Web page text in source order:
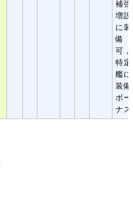
補強
増設
に装
備
可，
特定
艦に
装備
ボー
ナス